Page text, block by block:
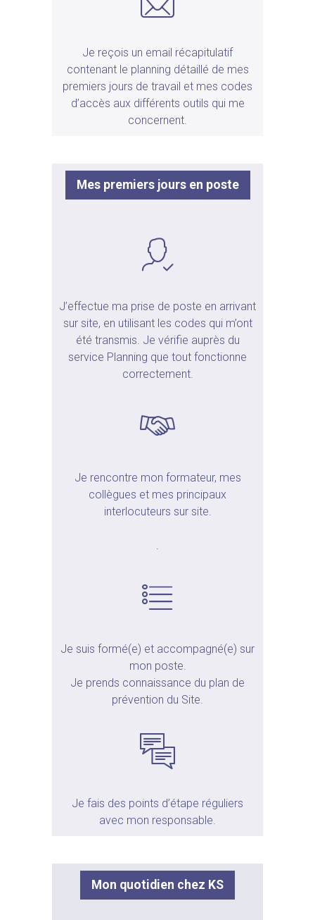
Je reçois un email récapitulatif
contenant le planning détaillé de mes
premiers jours de travail et mes codes
d’accès aux différents outils qui me
concernent.
Mes premiers jours en poste
J’effectue ma prise de poste en arrivant
sur site, en utilisant les codes qui m’ont
été transmis. Je vérifie auprès du
service Planning que tout fonctionne
correctement.
Je rencontre mon formateur, mes
collègues et mes principaux
interlocuteurs sur site.
Je suis formé(e) et accompagné(e) sur
mon poste.
Je prends connaissance du plan de
prévention du Site.
Je fais des points d’étape réguliers
avec mon responsable.
Mon quotidien chez KS